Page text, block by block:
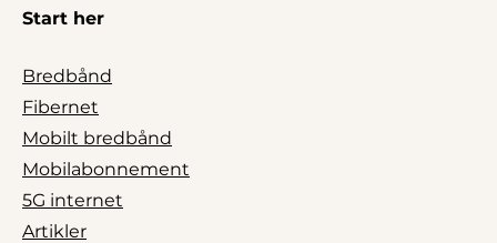
Start her
Bredbånd
Fibernet
Mobilt bredbånd
Mobilabonnement
5G internet
Artikler